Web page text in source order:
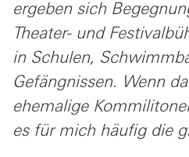
ergeben sich
Theater- und
in Schulen,
Gefängnissen. Wenn
ehemalige
es für mich häufig die